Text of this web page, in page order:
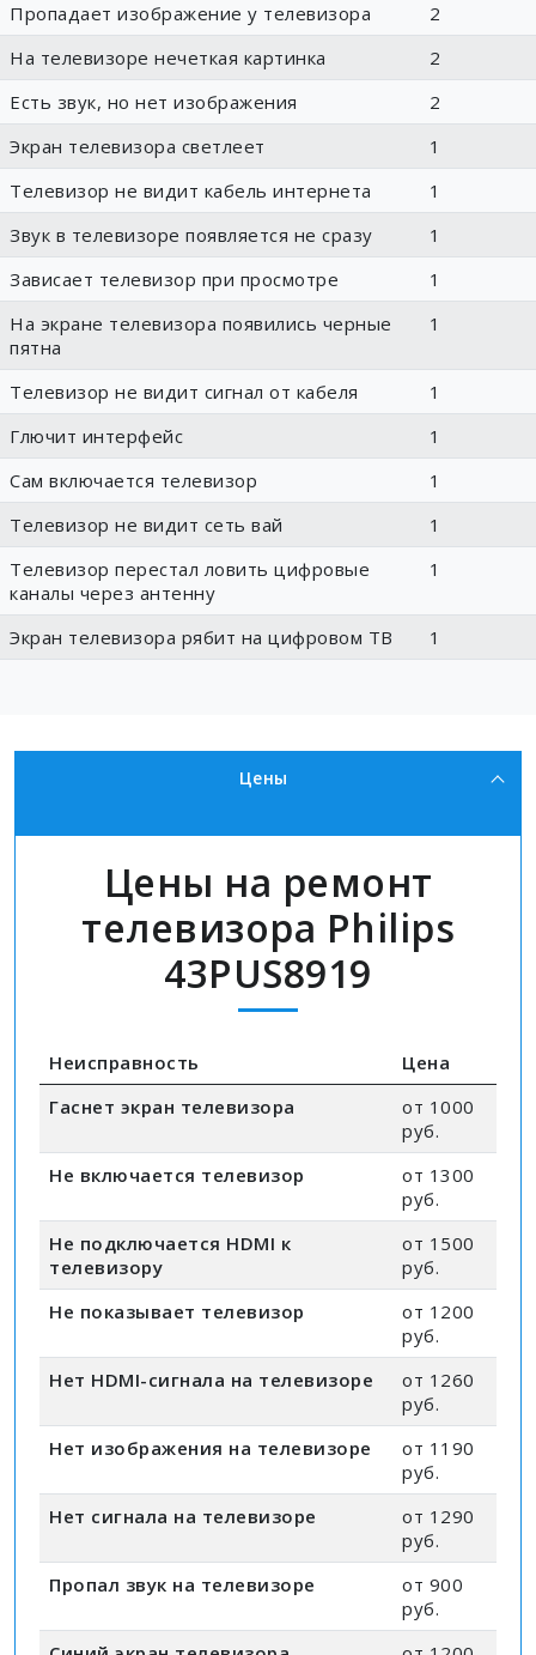
Пропадает изображение у телевизора
2
На телевизоре нечеткая картинка
2
Есть звук, но нет изображения
2
Экран телевизора светлеет
1
Телевизор не видит кабель интернета
1
Звук в телевизоре появляется не сразу
1
Зависает телевизор при просмотре
1
На экране телевизора появились черные
пятна
1
Телевизор не видит сигнал от кабеля
1
Глючит интерфейс
1
Сам включается телевизор
1
Телевизор не видит сеть вай
1
Телевизор перестал ловить цифровые
каналы через антенну
1
Экран телевизора рябит на цифровом ТВ 1
Цены
Цены на ремонт
телевизора Philips
43PUS8919
Неисправность
Цена
Гаснет экран телевизора
от 1000
руб.
Не включается телевизор
от 1300
руб.
Не подключается HDMI к
телевизору
от 1500
руб.
Не показывает телевизор
от 1200
руб.
Нет HDMI-сигнала на телевизоре
от 1260
руб.
Нет изображения на телевизоре
от 1190
руб.
Нет сигнала на телевизоре
от 1290
руб.
Пропал звук на телевизоре
от 900
руб.